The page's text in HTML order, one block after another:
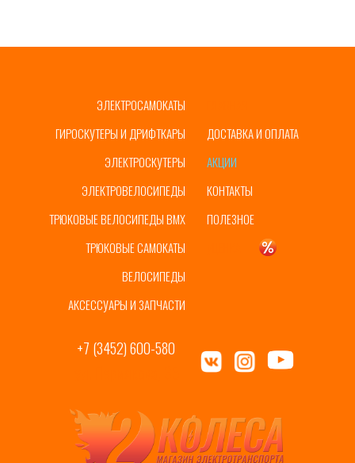
ЭЛЕКТРОСАМОКАТЫ
ГИРОСКУТЕРЫ И ДРИФТКАРЫ
ЭЛЕКТРОСКУТЕРЫ
ЭЛЕКТРОВЕЛОСИПЕДЫ
ТРЮКОВЫЕ ВЕЛОСИПЕДЫ BMX
АКСЕССУАРЫ И ЗАПЧАСТИ
ДОСТАВКА И ОПЛАТА
АКЦИИ
КОНТАКТЫ
+7 (3452) 600-580
ПОЛЕЗНОЕ
ТРЮКОВЫЕ САМОКАТЫ
ВЕЛОСИПЕДЫ